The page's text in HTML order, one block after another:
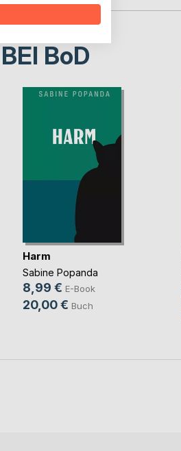
BoD
Harm
Sabine Popanda
8,99 € E-Book
20,00 € Buch